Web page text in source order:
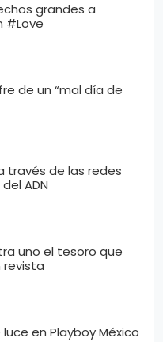
grandes a
#Love
de un “mal día de
través de las redes
ADN
uno el tesoro que
revista
en Playboy México